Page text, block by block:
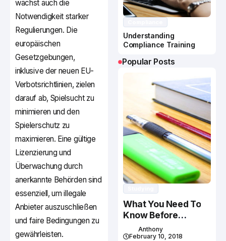
wächst auch die
Notwendigkeit starker
Regulierungen. Die
europäischen
Gesetzgebungen,
inklusive der neuen EU-
Verbotsrichtlinien, zielen
darauf ab, Spielsucht zu
minimieren und den
Spielerschutz zu
maximieren. Eine gültige
Lizenzierung und
Überwachung durch
anerkannte Behörden sind
essenziell, um illegale
Anbieter auszuschließen
und faire Bedingungen zu
gewährleisten.
Understanding
Compliance Training
Popular Posts
What You Need To
Know Before
Studying In Canada
Anthony
February 10, 2018